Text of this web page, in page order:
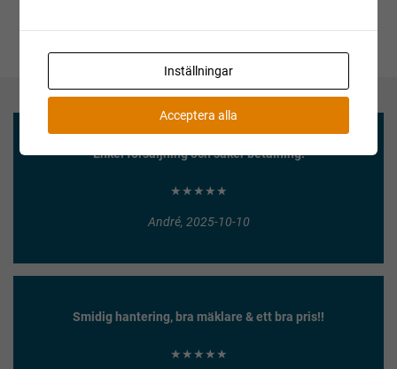
Enkel försäljning och säker betalning!
★★★★★
André, 2025-10-10
Smidig hantering, bra mäklare & ett bra pris!!
★★★★★
Inställningar
Acceptera alla